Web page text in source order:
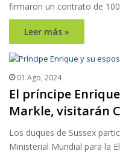
firmaron un contrato de
Leer más »
01 Ago, 2024
El príncipe
Markle, visitarán
Los duques de Sussex
Ministerial Mundial para la